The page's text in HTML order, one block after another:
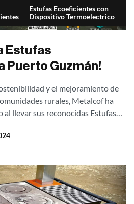
Estufas Ecoeficientes con
Dispositivo Termoelectrico
Estufas
Puerto Guzmán!
y el mejoramiento de
rurales, Metalcof ha
al llevar sus reconocidas Estufas